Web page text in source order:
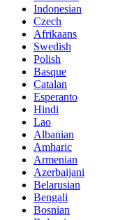
Indonesian
Czech
Afrikaans
Swedish
Polish
Basque
Catalan
Esperanto
Hindi
Lao
Albanian
Amharic
Armenian
Azerbaijani
Belarusian
Bengali
Bosnian